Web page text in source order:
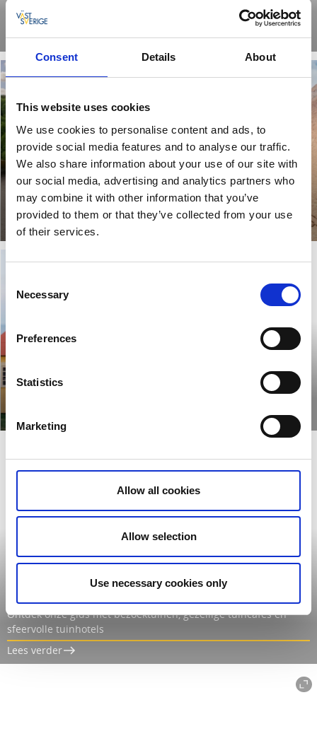
Consent Details About
This website uses cookies
We use cookies to personalise content and ads, to
provide social media features and to analyse our traffic.
We also share information about your use of our site with
our social media, advertising and analytics partners who
may combine it with other information that you’ve
provided to them or that they’ve collected from your use
of their services.
Selection
Necessary
Preferences
Statistics
Marketing
Allow all cookies
Allow selection
Use necessary cookies only
Allemaal met Göteborg als startpunt
Lees verder
Gravel in Dalsland
Lees verder
Wandelen
Bezoek een
Bezoek de mooiste tuinen in West-Zweden
Ontdek onze gids met bezoektuinen, gezellige tuincafés en
sfeervolle tuinhotels
Lees verder